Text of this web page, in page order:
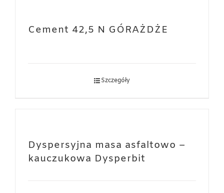
Cement 42,5 N GÓRAŻDŻE
Szczegóły
Dyspersyjna masa asfaltowo –
kauczukowa Dysperbit